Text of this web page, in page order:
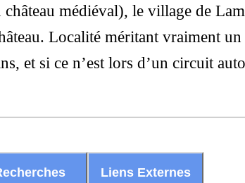
médiéval), le village de
Localité méritant vraiment
et si ce n’est lors d’un circuit
Liens Externes